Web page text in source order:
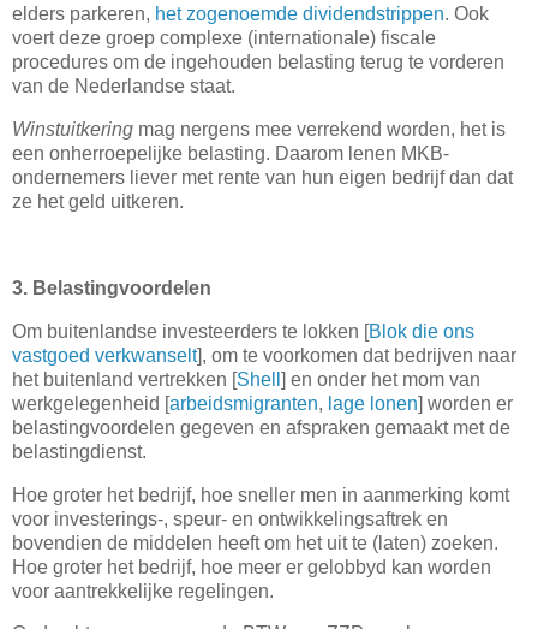
elders parkeren, het zogenoemde dividendstrippen. Ook
voert deze groep complexe (internationale) fiscale
procedures om de ingehouden belasting terug te vorderen
van de Nederlandse staat.
Winstuitkering mag nergens mee verrekend worden, het is
een onherroepelijke belasting. Daarom lenen MKB-
ondernemers liever met rente van hun eigen bedrijf dan dat
ze het geld uitkeren.
3. Belastingvoordelen
Om buitenlandse investeerders te lokken [Blok die ons
vastgoed verkwanselt], om te voorkomen dat bedrijven naar
het buitenland vertrekken [Shell ] en onder het mom van
werkgelegenheid [arbeidsmigranten, lage lonen] worden er
belastingvoordelen gegeven en afspraken gemaakt met de
belastingdienst.
Hoe groter het bedrijf, hoe sneller men in aanmerking komt
voor investerings-, speur- en ontwikkelingsaftrek en
bovendien de middelen heeft om het uit te (laten) zoeken.
Hoe groter het bedrijf, hoe meer er gelobbyd kan worden
voor aantrekkelijke regelingen.